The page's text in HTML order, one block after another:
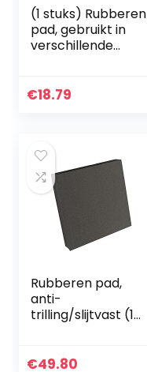
(1 stuks) Rubberen
pad, gebruikt in
verschillende
€18.79
Rubberen pad,
anti-
trilling/slijtvast (1
machines
€49.80